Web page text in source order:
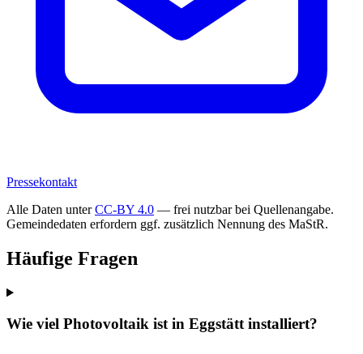
Pressekontakt
Alle Daten unterCC-BY 4.0 — frei nutzbar bei Quellenangabe.
Gemeindedaten erfordern ggf. zusätzlich Nennung des MaStR.
Häufige Fragen
Wie viel Photovoltaik ist in Eggstätt installiert?